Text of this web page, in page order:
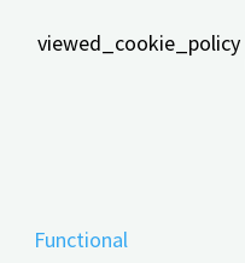
viewed_cookie_policy
Functional